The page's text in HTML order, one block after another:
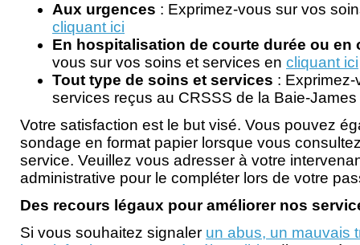
Aux urgences : Exprimez-vous sur vos
cliquant ici
En hospitalisation de courte durée ou en
vous sur vos soins et services en cliquant ici
Tout type de soins et services :
services reçus au CRSSS de la Baie-
Votre satisfaction est le but visé. Vous pouvez
sondage en format papier lorsque vous
service. Veuillez vous adresser à votre
administrative pour le compléter lors de votre
Des recours légaux pour améliorer nos
Si vous souhaitez signaler un abus, un mauvais